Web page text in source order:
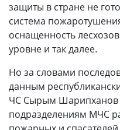
защиты в стране не
система
оснащенность
уровне и так далее.
Но за словами
данным
ЧС Сырым
подразделениям МЧС